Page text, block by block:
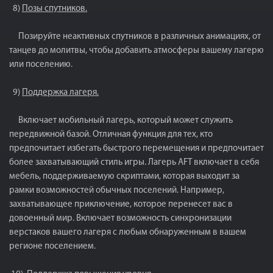
8) Позы спутников.
Позируйте неактивных спутников в различных анимациях, от
танцев до молитвы, чтобы добавить атмосферы вашему лагерю
или поселению.
9) Поддержка лагеря.
Включает мобильный лагерь, который может служить
передвижной базой. Отличная функция для тех, кто
предпочитает избегать быстрого перемещения и предпочитает
более захватывающий стиль игры. Лагерь AFT включает в себя
мебель, поддерживаемую скриптами, которая выходит за
рамки возможностей обычных поселений. Например,
захватывающее приключение, которое перенесет вас в
довоенный мир. Включает возможность синхронизации
верстаков вашего лагеря с любым обнаруженным в вашем
регионе поселением.